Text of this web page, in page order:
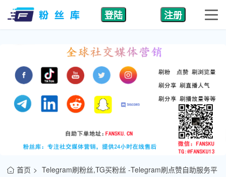
登陆 注册
首页
Telegram刷粉丝,TG买粉丝 -Telegram刷点赞自助服务平